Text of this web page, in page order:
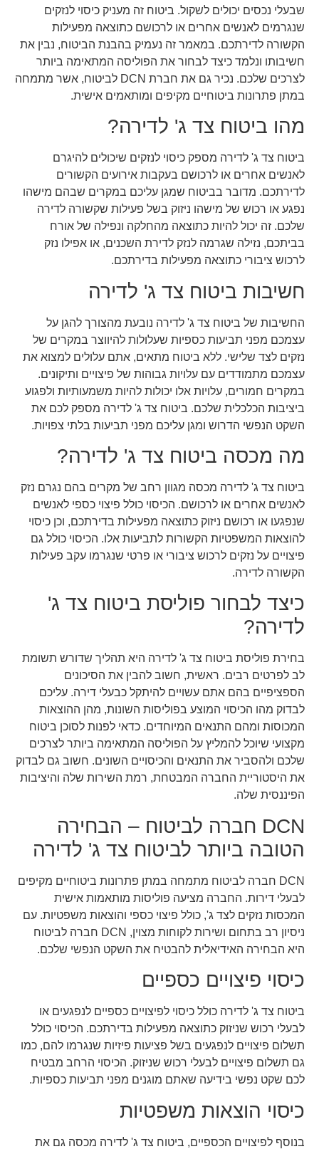
שבעלי נכסים יכולים לשקול. ביטוח זה מעניק כיסוי לנזקים
שנגרמים לאנשים אחרים או לרכושם כתוצאה מפעילות
הקשורה לדירתכם. במאמר זה נעמיק בהבנת הביטוח, נבין את
חשיבותו ונלמד כיצד לבחור את הפוליסה המתאימה ביותר
לצרכים שלכם. נכיר גם את חברת DCN לביטוח, אשר מתמחה
במתן פתרונות ביטוחיים מקיפים ומותאמים אישית.
מהו ביטוח צד ג' לדירה?
ביטוח צד ג' לדירה מספק כיסוי לנזקים שיכולים להיגרם
לאנשים אחרים או לרכושם בעקבות אירועים הקשורים
לדירתכם. מדובר בביטוח שמגן עליכם במקרים שבהם מישהו
נפגע או רכוש של מישהו ניזוק בשל פעילות שקשורה לדירה
שלכם. זה יכול להיות כתוצאה מהחלקה ונפילה של אורח
בביתכם, נזילה שגרמה לנזק לדירת השכנים, או אפילו נזק
לרכוש ציבורי כתוצאה מפעילות בדירתכם.
חשיבות ביטוח צד ג' לדירה
החשיבות של ביטוח צד ג' לדירה נובעת מהצורך להגן על
עצמכם מפני תביעות כספיות שעלולות להיווצר במקרים של
נזקים לצד שלישי. ללא ביטוח מתאים, אתם עלולים למצוא את
עצמכם מתמודדים עם עלויות גבוהות של פיצויים ותיקונים.
במקרים חמורים, עלויות אלו יכולות להיות משמעותיות ולפגוע
ביציבות הכלכלית שלכם. ביטוח צד ג' לדירה מספק לכם את
השקט הנפשי הדרוש ומגן עליכם מפני תביעות בלתי צפויות.
מה מכסה ביטוח צד ג' לדירה?
ביטוח צד ג' לדירה מכסה מגוון רחב של מקרים בהם נגרם נזק
לאנשים אחרים או לרכושם. הכיסוי כולל פיצוי כספי לאנשים
שנפגעו או רכושם ניזוק כתוצאה מפעילות בדירתכם, וכן כיסוי
להוצאות המשפטיות הקשורות לתביעות אלו. הכיסוי כולל גם
פיצויים על נזקים לרכוש ציבורי או פרטי שנגרמו עקב פעילות
הקשורה לדירה.
כיצד לבחור פוליסת ביטוח צד ג'
לדירה?
בחירת פוליסת ביטוח צד ג' לדירה היא תהליך שדורש תשומת
לב לפרטים רבים. ראשית, חשוב להבין את הסיכונים
הספציפיים בהם אתם עשויים להיתקל כבעלי דירה. עליכם
לבדוק מהו הכיסוי המוצע בפוליסות השונות, מהן ההוצאות
המכוסות ומהם התנאים המיוחדים. כדאי לפנות לסוכן ביטוח
מקצועי שיוכל להמליץ על הפוליסה המתאימה ביותר לצרכים
שלכם ולהסביר את התנאים והכיסויים השונים. חשוב גם לבדוק
את היסטוריית החברה המבטחת, רמת השירות שלה והיציבות
הפיננסית שלה.
DCN חברה לביטוח – הבחירה
הטובה ביותר לביטוח צד ג' לדירה
DCN חברה לביטוח מתמחה במתן פתרונות ביטוחיים מקיפים
לבעלי דירות. החברה מציעה פוליסות מותאמות אישית
המכסות נזקים לצד ג', כולל פיצוי כספי והוצאות משפטיות. עם
ניסיון רב בתחום ושירות לקוחות מצוין, DCN חברה לביטוח
היא הבחירה האידיאלית להבטיח את השקט הנפשי שלכם.
כיסוי פיצויים כספיים
ביטוח צד ג' לדירה כולל כיסוי לפיצויים כספיים לנפגעים או
לבעלי רכוש שניזוק כתוצאה מפעילות בדירתכם. הכיסוי כולל
תשלום פיצויים לנפגעים בשל פציעות פיזיות שנגרמו להם, כמו
גם תשלום פיצויים לבעלי רכוש שניזוק. הכיסוי הרחב מבטיח
לכם שקט נפשי בידיעה שאתם מוגנים מפני תביעות כספיות.
כיסוי הוצאות משפטיות
בנוסף לפיצויים הכספיים, ביטוח צד ג' לדירה מכסה גם את